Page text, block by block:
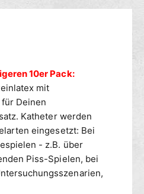
r
g
b
a
r
r
t
r
f
b
a
10er Pack:
mit
Deinen
Katheter werden
eingesetzt: Bei
- z.B. über
Piss-Spielen, bei